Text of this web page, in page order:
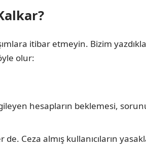
itibar etmeyin. Bizim
olur:
hesapların beklemesi,
Ceza almış kullanıcıların